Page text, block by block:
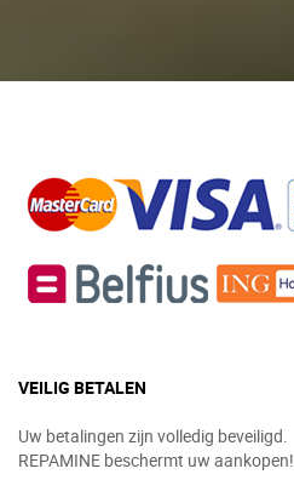
VEILIG BETALEN
Uw betalingen zijn volledig beveiligd.
REPAMINE beschermt uw aankopen!